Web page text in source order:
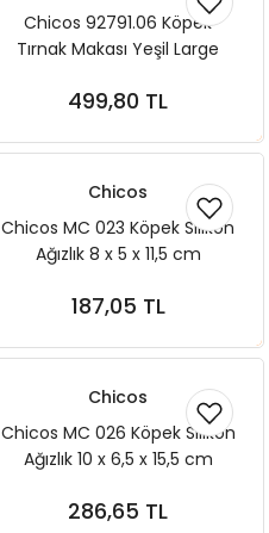
Chicos 92791.06 Köpek
Tırnak Makası Yeşil Large
499,80 TL
Sepete Ekle
Chicos
Chicos MC 023 Köpek Silikon
Ağızlık 8 x 5 x 11,5 cm
187,05 TL
Sepete Ekle
Chicos
Chicos MC 026 Köpek Silikon
Ağızlık 10 x 6,5 x 15,5 cm
286,65 TL
Sepete Ekle